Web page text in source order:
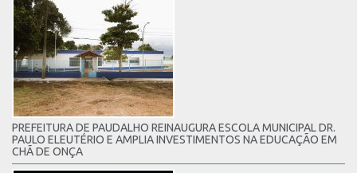
PREFEITURA DE PAUDALHO REINAUGURA ESCOLA MUNICIPAL DR.
PAULO ELEUTÉRIO E AMPLIA INVESTIMENTOS NA EDUCAÇÃO EM
CHÃ DE ONÇA